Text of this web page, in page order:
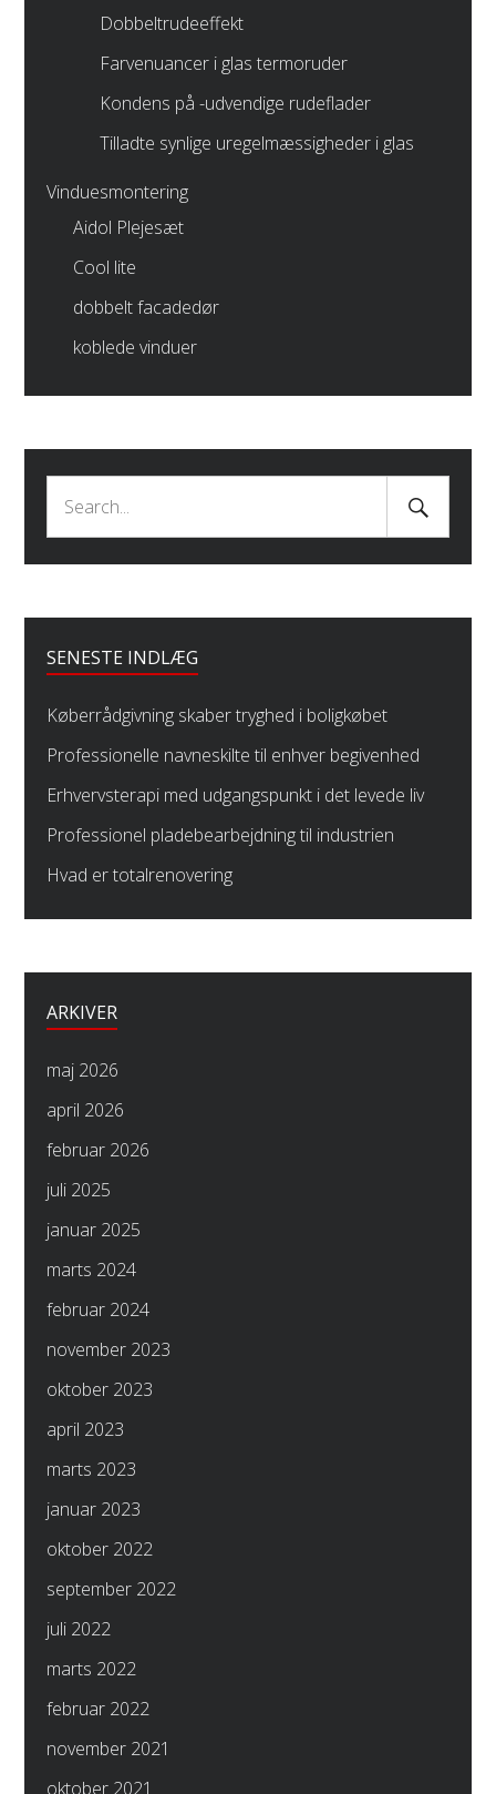
Dobbeltrudeeffekt
Farvenuancer i glas termoruder
Kondens på -udvendige rudeflader
Tilladte synlige uregelmæssigheder i glas
Vinduesmontering
Aidol Plejesæt
Cool lite
dobbelt facadedør
koblede vinduer
Search
for:
Search
Submit
SENESTE INDLÆG
Køberrådgivning skaber tryghed i boligkøbet
Professionelle navneskilte til enhver begivenhed
Erhvervsterapi med udgangspunkt i det levede liv
Professionel pladebearbejdning til industrien
Hvad er totalrenovering
ARKIVER
maj 2026
april 2026
februar 2026
juli 2025
januar 2025
marts 2024
februar 2024
november 2023
oktober 2023
april 2023
marts 2023
januar 2023
oktober 2022
september 2022
juli 2022
marts 2022
februar 2022
november 2021
oktober 2021